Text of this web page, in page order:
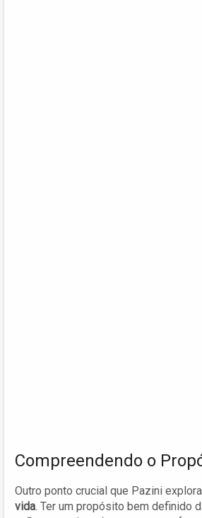
Compreendendo o
Outro ponto crucial que Pazini
vida. Ter um propósito bem definido